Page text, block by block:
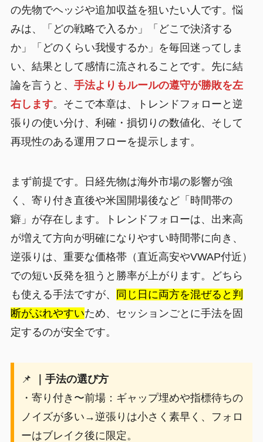
の先物でヘッジや追加収益を狙いたい人です。悩
みは、「どの戦略で入るか」「どこで決済する
か」「どのくらい我慢するか」を毎回迷ってしま
い、結果として感情に流されることです。先に結
論を言うと、 手法よりもルールの遵守が勝敗を左
右します。そこで本章は、トレンドフォローと逆
張りの使い分け、利確・損切りの数値化、そして
再現性のある運用フローを提示します。
まず前提です。日経先物は海外市場の影響が強
く、寄り付き直後や米国開場後など「時間帯の
癖」が存在します。トレンドフォローは、出来高
が増えて方向が明確になりやすい時間帯に向き、
逆張りは、重要な価格帯（直近高安やVWAP付近）
での短い反発を狙うと勝率が上がります。どちら
も使える手法ですが、
同じ日に両方を混ぜると判
断がぶれやすいため、セッションごとに手法を固
定するのが安全です。
📌
｜手法の選び方
・寄り付き〜前場：ギャップ埋めや指標待ちの
ノイズが多い→逆張りは小さく素早く、フォロ
ーはブレイク後に限定。